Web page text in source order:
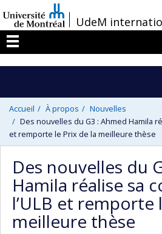
au
contenu
/UdeM
Menu
Accueil À propos
Nouvelles
Des nouvelles du G3 : Ahmed Hamila
et remporte le Prix de la meilleure thèse
Des nouvelles du
Hamila réalise sa
l’ULB et remporte
meilleure thèse